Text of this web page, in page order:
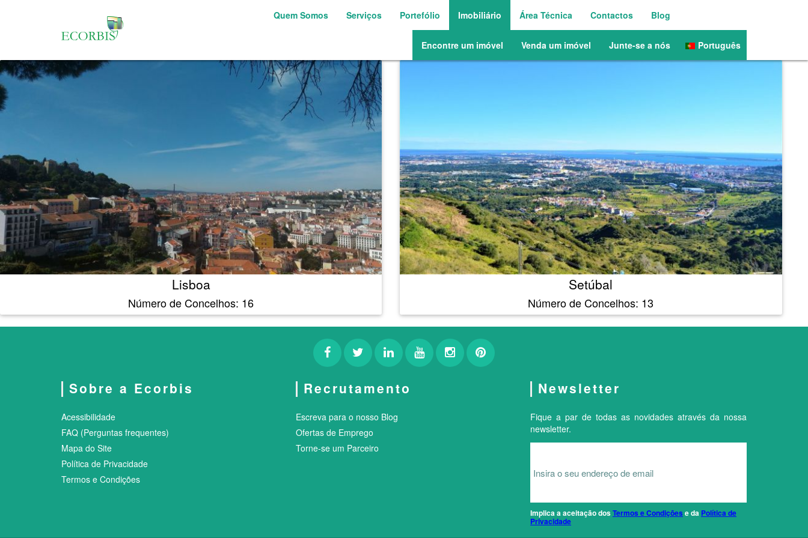
Quem Somos Serviços Portefólio Imobiliário Área Técnica Contactos Blog
Português
Encontre um imóvel Venda um imóvel Junte-se a nós
Lisboa
Número de Concelhos: 16
Setúbal
Número de Concelhos: 13
Sobre a Ecorbis
Acessibilidade
FAQ (Perguntas frequentes)
Mapa do Site
Política de Privacidade
Termos e Condições
Recrutamento
Escreva para o nosso Blog
Ofertas de Emprego
Torne-se um Parceiro
Newsletter
Fique a par de todas as novidades através da nossa
newsletter.
Implica a aceitação dosTermos e Condições e da Política de
Privacidade